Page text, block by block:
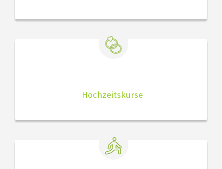
Hochzeitskurse